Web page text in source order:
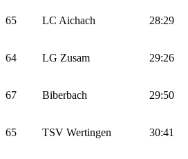
65 LC Aichach 28:29
64 LG Zusam 29:26
67 Biberbach 29:50
65 TSV Wertingen 30:41